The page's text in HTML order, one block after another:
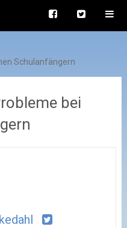
Schulanfängern
bei